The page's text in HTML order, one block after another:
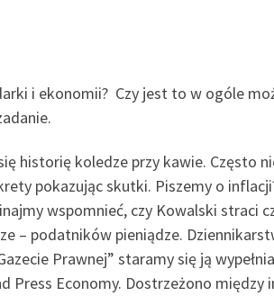
i ekonomii? Czy jest to w ogóle
historię koledze przy kawie. Często
pokazując skutki. Piszemy o
wspomnieć, czy Kowalski straci
– podatników pieniądze.
Prawnej” staramy się ją
Press Economy. Dostrzeżono między